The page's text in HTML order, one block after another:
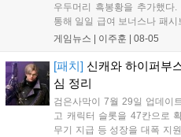
우두머리 흑봉황을 추가했다
통해 일일 급여 보너스나 패
다. 또한 기존 월드 우두머리
추가와 전승 닌자 및 에이전트
게임뉴스 | 이주훈 08-05
[패치] 신캐와 하이퍼부
심 정리
검은사막이 7월 29일 업데이
고 캐릭터 슬롯을 47칸으로
무기 지급 등 성장을 대폭 지